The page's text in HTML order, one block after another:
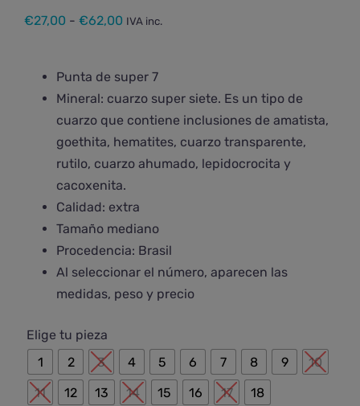
€27,00 - €62,00 Rango
desde
€27,00
hasta
€62,00
IVA inc.
Punta de super 7
Mineral: cuarzo super siete. Es un tipo de
cuarzo que contiene inclusiones de amatista,
goethita, hematites, cuarzo transparente,
rutilo, cuarzo ahumado, lepidocrocita y
cacoxenita.
Calidad: extra
Tamaño mediano
Procedencia: Brasil
Al seleccionar el número, aparecen las
medidas, peso y precio
Elige tu pieza
1 2 3 4 5 6 7 8 9
10
11
12 13 14 15 16 17 18